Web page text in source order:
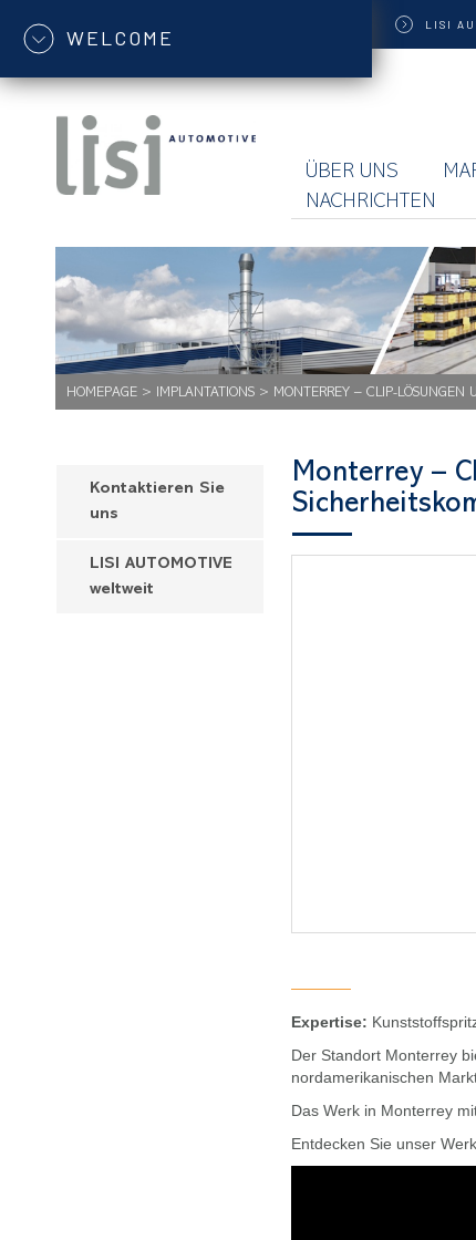
WELCOME
LISI
ÜBER UNS
NACHRICHTEN
HOMEPAGE > IMPLANTATIONS > MONTERREY – CLIP-LÖSUNGEN
Kontaktieren Sie
uns
LISI AUTOMOTIVE
weltweit
Monterrey –
Expertise:
Der Standort Monterrey
nordamerikanischen
Das Werk in Monterrey
Entdecken Sie unser